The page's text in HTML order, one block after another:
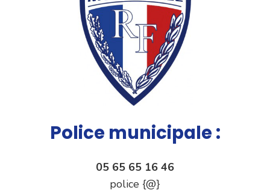
Police municipale :
05 65 65 16 46
police {@}